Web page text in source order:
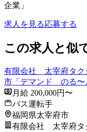
企業」
求人を見る応募する
この求人と似
有限会社 太宰府タク
市「デマンド のる〜
月給 200,000円〜
バス運転手
福岡県太宰府市
有限会社 太宰府タ